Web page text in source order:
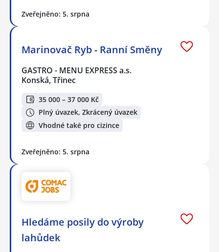
Zveřejněno: 5. srpna
Marinovač Ryb - Ranní Směny
GASTRO - MENU EXPRESS a.s.
Konská, Třinec
35 000 – 37 000 Kč
Plný úvazek, Zkrácený úvazek
Vhodné také pro cizince
Zveřejněno: 5. srpna
Hledáme posily do výroby
lahůdek